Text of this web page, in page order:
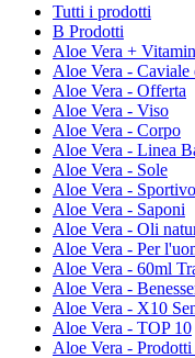
Tutti i prodotti
B Prodotti
Aloe Vera +
Aloe Vera - Caviale
Aloe Vera - Offerta
Aloe Vera - Viso
Aloe Vera - Corpo
Aloe Vera - Linea
Aloe Vera - Sole
Aloe Vera - Sportivo
Aloe Vera - Saponi
Aloe Vera - Oli
Aloe Vera - Per
Aloe Vera - 60ml
Aloe Vera -
Aloe Vera - X10
Aloe Vera - TOP 10
Aloe Vera -